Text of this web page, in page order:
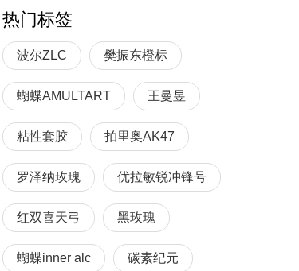
热门标签
波尔ZLC 樊振东橙标
蝴蝶AMULTART 王曼昱
粘性套胶 拍里奥AK47
罗泽纳玫瑰 优拉敏锐冲锋号
红双喜天弓 黑玫瑰
蝴蝶inner alc 碳素纪元